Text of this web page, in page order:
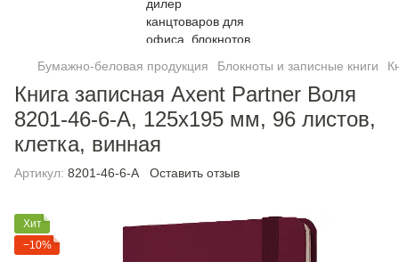
Бумажно-беловая продукция Блокноты и записные книги
Книга записная Axent Partner Воля
8201-46-6-A, 125x195 мм, 96 листов,
клетка, винная
Артикул: 8201-46-6-A Оставить отзыв
Хит
−10%